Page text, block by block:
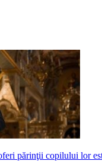
părinţii copilului lor